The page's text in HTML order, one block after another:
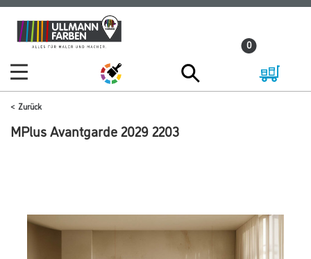
Zum
Inhalt
Zum
Navigationsmenü
0
Zurück
MPlus Avantgarde 2029 2203